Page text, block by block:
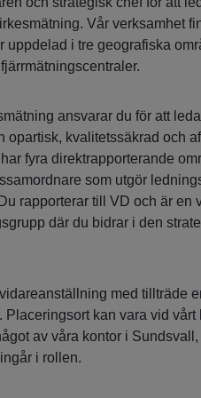
Vår verksamhet
uppdelad i tre geografiska
ansvarar du för att
opartisk, kvalitetssäkrad och
fyra direktrapporterande
som utgör
rapporterar till VD och är en
där du bidrar i den
med tillträde
Placeringsort kan vara vid vårt
av våra kontor i
i rollen.